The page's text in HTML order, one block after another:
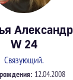
W 24
Связующий.
12.04.2008